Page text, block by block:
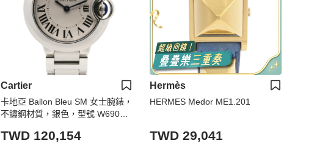
Cartier
卡地亞 Ballon Bleu SM 女士腕錶，
不鏽鋼材質，銀色，型號 W69010
TWD 120,154
Hermès
HERMES Medor ME1.201
TWD 29,041